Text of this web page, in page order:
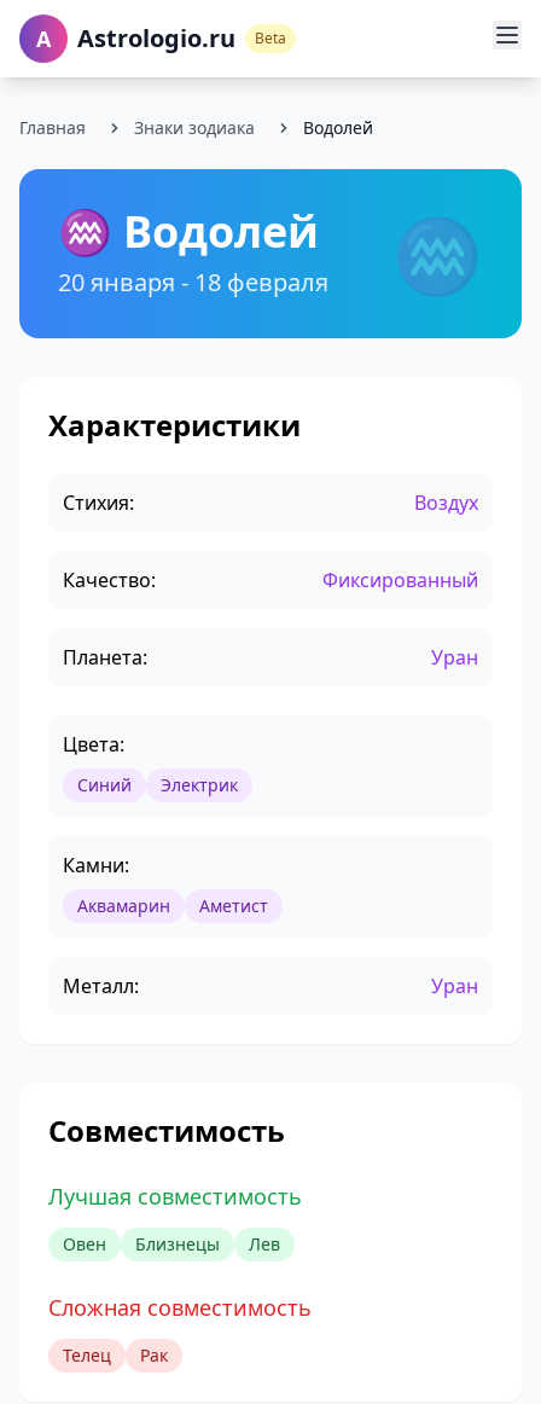
A Astrologio.ru Beta
Главная Знаки зодиака Водолей
♒ Водолей
20 января - 18 февраля ♒
Характеристики
Стихия: Воздух
Качество: Фиксированный
Планета: Уран
Цвета:
Синий Электрик
Камни:
Аквамарин Аметист
Металл: Уран
Совместимость
Лучшая совместимость
Овен Близнецы Лев
Сложная совместимость
Телец Рак